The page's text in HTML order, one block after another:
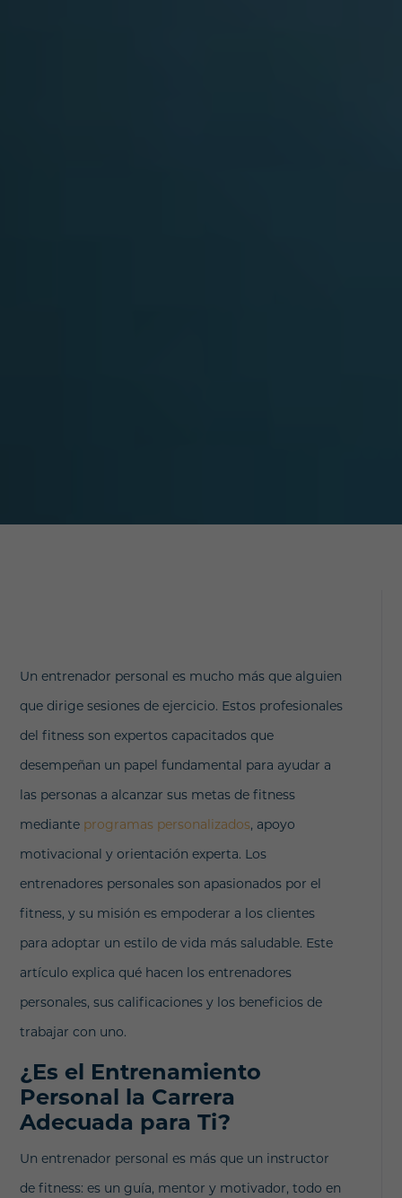
Un entrenador personal es mucho más que alguien
que dirige sesiones de ejercicio. Estos profesionales
del fitness son expertos capacitados que
desempeñan un papel fundamental para ayudar a
las personas a alcanzar sus metas de fitness
mediante programas personalizados, apoyo
motivacional y orientación experta. Los
entrenadores personales son apasionados por el
fitness, y su misión es empoderar a los clientes
para adoptar un estilo de vida más saludable. Este
artículo explica qué hacen los entrenadores
personales, sus calificaciones y los beneficios de
trabajar con uno.
¿Es el Entrenamiento
Personal la Carrera
Adecuada para Ti?
Un entrenador personal es más que un instructor
de fitness: es un guía, mentor y motivador, todo en